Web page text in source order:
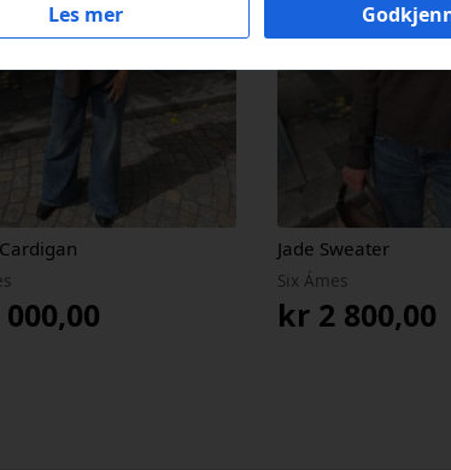
000,00
Jade Sweater
Six Ámes
kr2 800,00
Les mer